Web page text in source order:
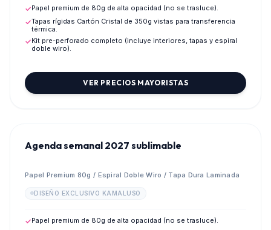
✓Papel premium de 80g de alta opacidad (no se trasluce).
✓Tapas rígidas Cartón Cristal de 350g vistas para transferencia
térmica.
✓Kit pre-perforado completo (incluye interiores, tapas y espiral
doble wiro).
VER PRECIOS MAYORISTAS
💎 PREVENTA MAYORISTA 2027
Agenda semanal 2027 sublimable
Papel Premium 80g / Espiral Doble Wiro / Tapa Dura Laminada
DISEÑO EXCLUSIVO KAMALUSO
✓Papel premium de 80g de alta opacidad (no se trasluce).